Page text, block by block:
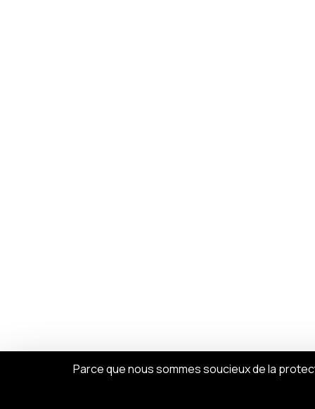
Parce que nous sommes soucieux de la